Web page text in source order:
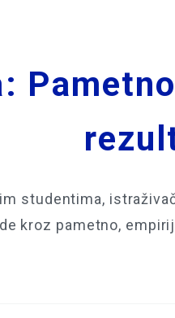
studentima,
kroz pametno,